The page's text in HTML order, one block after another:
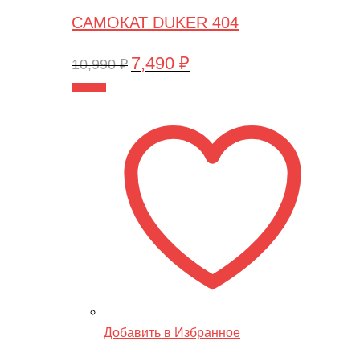
САМОКАТ DUKER 404
10,990₽ Первоначальная
10,990 ₽.
7,490 ₽
Добавить в Избранное